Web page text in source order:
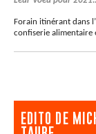
Forain itinérant dans
confiserie alimentaire
EDITO DE